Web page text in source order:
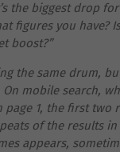
the biggest drop
figures you have?
boost?”
the same drum,
mobile search,
page 1, the first two
of the results in
appears,